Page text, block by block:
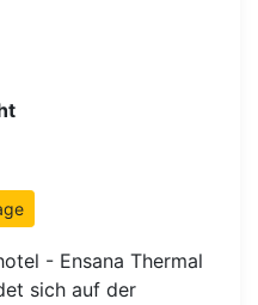
- Ensana Thermal
sich auf der